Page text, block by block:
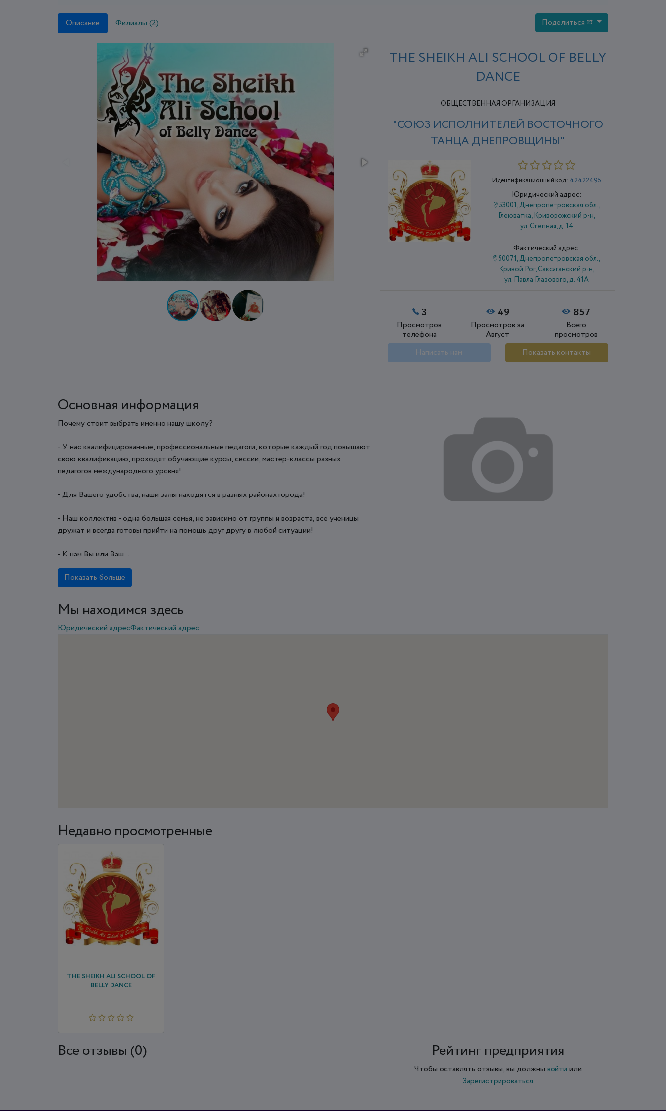
Описание Филиалы (2) Поделиться
THE SHEIKH ALI SCHOOL OF BELLY
DANCE
ОБЩЕСТВЕННАЯ ОРГАНИЗАЦИЯ
"СОЮЗ ИСПОЛНИТЕЛЕЙ ВОСТОЧНОГО
ТАНЦА ДНЕПРОВЩИНЫ"
Идентификационный код: 42422495
Юридический адрес:
53001, Днепропетровская обл.,
Глеюватка, Криворожский р-н,
ул. Степная, д. 14
Фактический адрес:
50071, Днепропетровская обл.,
Кривой Рог, Саксаганский р-н,
ул. Павла Глазового, д. 41А
3
Просмотров
телефона
49
Просмотров за
Август
857
Всего
просмотров
Написать нам
Показать контакты
Основная информация
Почему стоит выбрать именно нашу школу?
- У нас квалифицированные, профессиональные педагоги, которые каждый год повышают
свою квалификацию, проходят обучающие курсы, сессии, мастер-классы разных
педагогов международного уровня!
- Для Вашего удобства, наши залы находятся в разных районах города!
- Наш коллектив - одна большая семья, не зависимо от группы и возраста, все ученицы
дружат и всегда готовы прийти на помощь друг другу в любой ситуации!
- К нам Вы или Ваш ...
Показать больше
Мы находимся здесь
Юридический адресФактический адрес
Недавно просмотренные
THE SHEIKH ALI SCHOOL OF
BELLY DANCE
Все отзывы (0) Рейтинг предприятия
Чтобы оставлять отзывы, вы должны войти или
Зарегистрироваться